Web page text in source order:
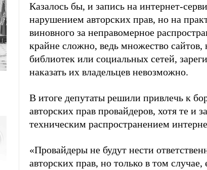
Казалось бы, и запись на интернет-
нарушением авторских прав, но на
виновного за неправомерное
крайне сложно, ведь множество
библиотек или социальных сетей,
наказать их владельцев невозможно.
В итоге депутаты решили привлечь к
авторских прав провайдеров, хотя те и
техническим распространением
«Провайдеры не будут нести
авторских прав, но только в том